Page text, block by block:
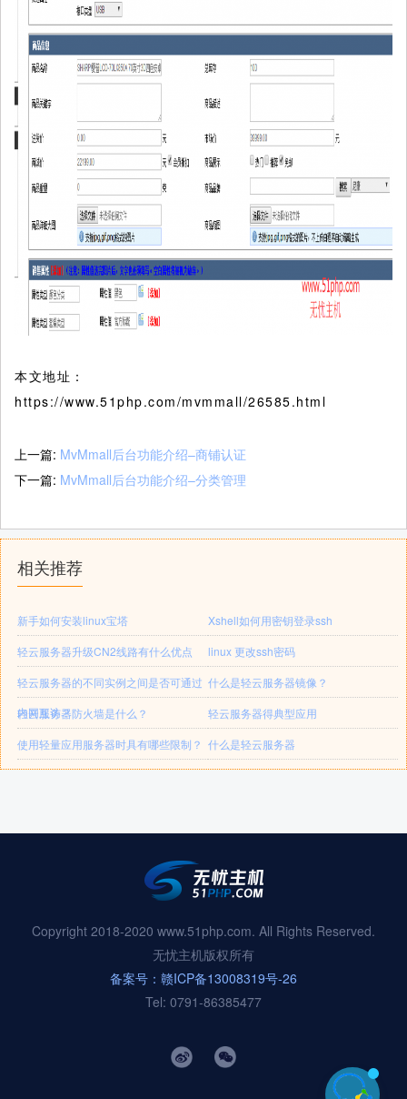
本文地址：
https://www.51php.com/mvmmall/26585.html
上一篇: MvMmall后台功能介绍–商铺认证
下一篇: MvMmall后台功能介绍–分类管理
相关推荐
新手如何安装linux宝塔
Xshell如何用密钥登录ssh
轻云服务器升级CN2线路有什么优点
linux 更改ssh密码
轻云服务器的不同实例之间是否可通过
内网互访？
什么是轻云服务器镜像？
轻云服务器防火墙是什么？
轻云服务器得典型应用
使用轻量应用服务器时具有哪些限制？ 什么是轻云服务器
Copyright 2018-2020 www.51php.com. All Rights Reserved.
无忧主机版权所有
备案号：赣ICP备13008319号-26
Tel: 0791-86385477